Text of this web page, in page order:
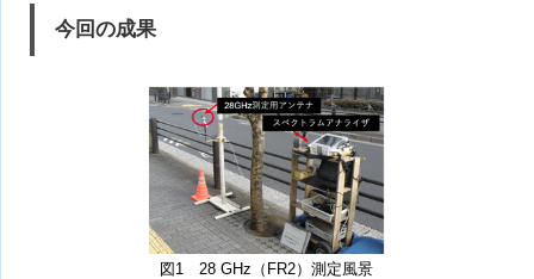
今回の成果
図1 28 GHz（FR2）測定風景